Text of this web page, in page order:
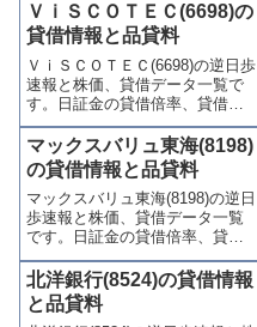
ＶｉＳＣＯＴＥＣ(6698)の
貸借情報と品貸料
ＶｉＳＣＯＴＥＣ(6698)の逆日歩
速報と株価、貸借データ一覧で
す。日証金の貸借倍率、貸借残
(信用買残、信用売残)、品貸料
(逆日歩)、東証の週末残高、規制
(注意喚起・申込停止)など、空売
り関連情報を集計し、図解でわ
かりやすくまとめて掲載してい
ます。
マックスバリュ東海(8198)
の貸借情報と品貸料
マックスバリュ東海(8198)の逆日
歩速報と株価、貸借データ一覧
です。日証金の貸借倍率、貸借
残(信用買残、信用売残)、品貸料
(逆日歩)、東証の週末残高、規制
(注意喚起・申込停止)など、空売
り関連情報を集計し、図解でわ
北洋銀行(8524)の貸借情報
と品貸料